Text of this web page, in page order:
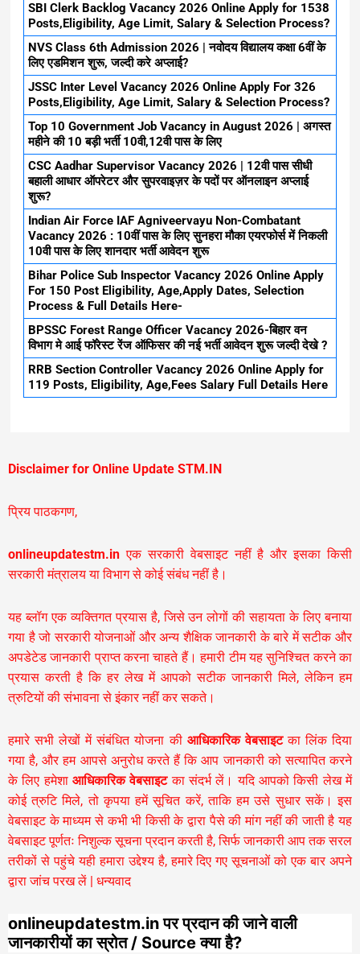
SBI Clerk Backlog Vacancy 2026 Online Apply for 1538
Posts,Eligibility, Age Limit, Salary & Selection Process?
NVS Class 6th Admission 2026 | नवोदय विद्यालय कक्षा 6वीं के
लिए एडमिशन शुरू, जल्दी करे अप्लाई?
JSSC Inter Level Vacancy 2026 Online Apply For 326
Posts,Eligibility, Age Limit, Salary & Selection Process?
Top 10 Government Job Vacancy in August 2026 | अगस्त
महीने की 10 बड़ी भर्ती 10वी,12वी पास के लिए
CSC Aadhar Supervisor Vacancy 2026 | 12वी पास सीधी
बहाली आधार ऑपरेटर और सुपरवाइज़र के पदों पर ऑनलाइन अप्लाई
शुरू?
Indian Air Force IAF Agniveervayu Non-Combatant
Vacancy 2026 : 10वीं पास के लिए सुनहरा मौका एयरफोर्स में निकली
10वी पास के लिए शानदार भर्ती आवेदन शुरू
Bihar Police Sub Inspector Vacancy 2026 Online Apply
For 150 Post Eligibility, Age,Apply Dates, Selection
Process & Full Details Here-
BPSSC Forest Range Officer Vacancy 2026-बिहार वन
विभाग मे आई फॉरेस्ट रेंज ऑफिसर की नई भर्ती आवेदन शुरू जल्दी देखे ?
RRB Section Controller Vacancy 2026 Online Apply for
119 Posts, Eligibility, Age,Fees Salary Full Details Here
Disclaimer for Online Update STM.IN
प्रिय पाठकगण,
onlineupdatestm.in एक सरकारी वेबसाइट नहीं है और इसका किसी
सरकारी मंत्रालय या विभाग से कोई संबंध नहीं है।
यह ब्लॉग एक व्यक्तिगत प्रयास है, जिसे उन लोगों की सहायता के लिए बनाया
गया है जो सरकारी योजनाओं और अन्य शैक्षिक जानकारी के बारे में सटीक और
अपडेटेड जानकारी प्राप्त करना चाहते हैं। हमारी टीम यह सुनिश्चित करने का
प्रयास करती है कि हर लेख में आपको सटीक जानकारी मिले, लेकिन हम
त्रुटियों की संभावना से इंकार नहीं कर सकते।
हमारे सभी लेखों में संबंधित योजना की आधिकारिक वेबसाइटका लिंक दिया
गया है, और हम आपसे अनुरोध करते हैं कि आप जानकारी को सत्यापित करने
के लिए हमेशा आधिकारिक वेबसाइटका संदर्भ लें। यदि आपको किसी लेख में
कोई त्रुटि मिले, तो कृपया हमें सूचित करें, ताकि हम उसे सुधार सकें। इस
वेबसाइट के माध्यम से कभी भी किसी के द्वारा पैसे की मांग नहीं की जाती है यह
वेबसाइट पूर्णतः निशुल्क सूचना प्रदान करती है,सिर्फ जानकारी आप तक सरल
तरीकों से पहुंचे यही हमारा उद्देश्य है, हमारे दिए गए सूचनाओं को एक बार अपने
द्वारा जांच परख लें | धन्यवाद
onlineupdatestm.in पर प्रदान की जाने वाली
जानकारीयों का स्रोत / Source क्या है?